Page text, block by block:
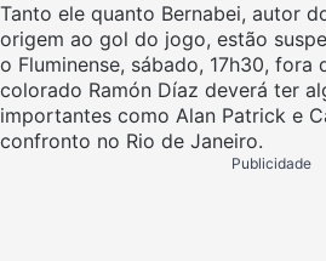
Tanto ele quanto Bernabei, autor
origem ao gol do jogo, estão
o Fluminense, sábado, 17h30, fora
colorado Ramón Díaz deverá ter
importantes como Alan Patrick e
confronto no Rio de Janeiro.
Publicidade